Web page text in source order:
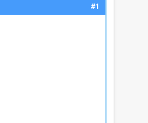
#1